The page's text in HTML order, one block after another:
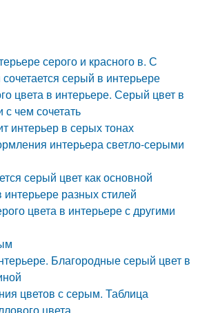
серого и красного в. С
серый в интерьере
цвета в интерьере. Серый цвет в
с чем сочетать
интерьер в серых тонах
интерьера светло-серыми
серый цвет как основной
разных стилей
цвета в интерьере с другими
Благородные серый цвет в
цветов с серым. Таблица